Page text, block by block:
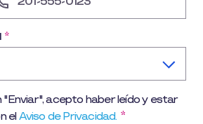
*
"Enviar", acepto haber leído y estar
elAviso de Privacidad. *